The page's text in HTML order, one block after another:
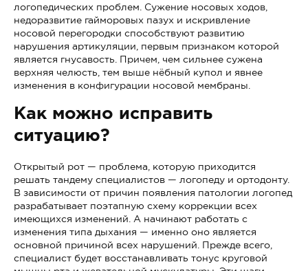
логопедических проблем. Сужение носовых ходов,
недоразвитие гайморовых пазух и искривление
носовой перегородки способствуют развитию
нарушения артикуляции, первым признаком которой
является гнусавость. Причем, чем сильнее сужена
верхняя челюсть, тем выше нёбный купол и явнее
изменения в конфигурации носовой мембраны.
Как можно исправить
ситуацию?
Открытый рот — проблема, которую приходится
решать тандему специалистов — логопеду и ортодонту.
В зависимости от причин появления патологии логопед
разрабатывает поэтапную схему коррекции всех
имеющихся изменений. А начинают работать с
изменения типа дыхания — именно оно является
основной причиной всех нарушений. Прежде всего,
специалист будет восстанавливать тонус круговой